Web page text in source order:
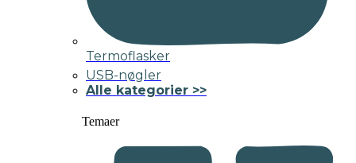
Termoflasker
USB-nøgler
Alle kategorier >>
Temaer